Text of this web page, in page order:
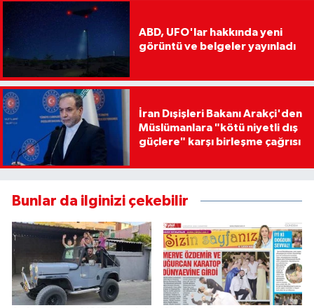
ABD, UFO'lar hakkında yeni
görüntü ve belgeler yayınladı
İran Dışişleri Bakanı Arakçi'den
Müslümanlara "kötü niyetli dış
güçlere" karşı birleşme çağrısı
Bunlar da ilginizi çekebilir